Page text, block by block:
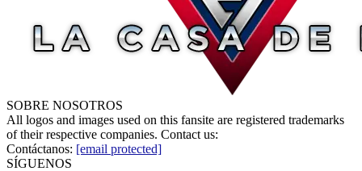
SOBRE NOSOTROS
All logos and images used on this fansite are registered trademarks
of their respective companies. Contact us:
Contáctanos: [email protected]
SÍGUENOS